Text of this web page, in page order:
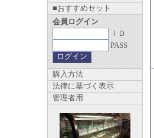
■おすすめセット
会員ログイン
ＩＤ
PASS
購入方法
法律に基づく表示
管理者用